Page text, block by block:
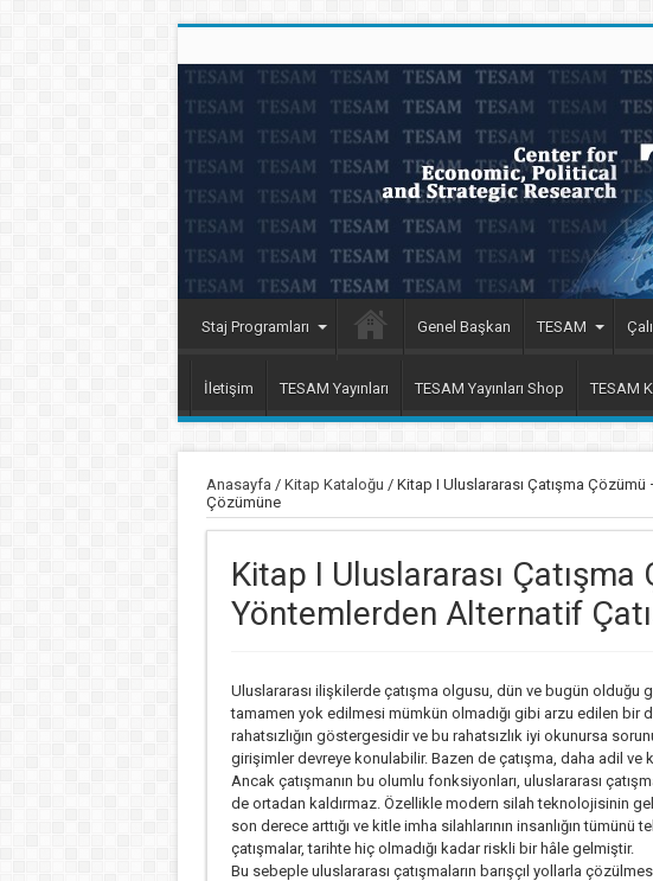
Staj Programları Genel Başkan TESAM
İletişim TESAM Yayınları TESAM Yayınları Shop TESAM
Anasayfa / Kitap Kataloğu / Kitap I Uluslararası Çatışma
Çözümüne
Kitap I Uluslararası
Yöntemlerden Alternatif
Uluslararası ilişkilerde çatışma olgusu, dün ve bugün olduğu
tamamen yok edilmesi mümkün olmadığı gibi arzu edilen bir
rahatsızlığın göstergesidir ve bu rahatsızlık iyi okunursa
girişimler devreye konulabilir. Bazen de çatışma, daha adil ve
Ancak çatışmanın bu olumlu fonksiyonları, uluslararası
de ortadan kaldırmaz. Özellikle modern silah teknolojisinin
son derece arttığı ve kitle imha silahlarının insanlığın
çatışmalar, tarihte hiç olmadığı kadar riskli bir hâle gelmiştir.
Bu sebeple uluslararası çatışmaların barışçıl yollarla